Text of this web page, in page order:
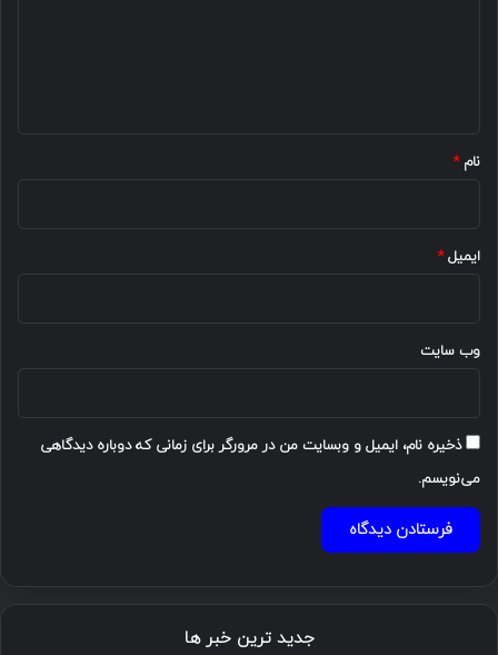
نام*
ایمیل*
وب‌ سایت
ذخیره نام، ایمیل و وبسایت من در مرورگر برای زمانی که دوباره دیدگاهی
می‌نویسم.
جدید ترین خبر ها